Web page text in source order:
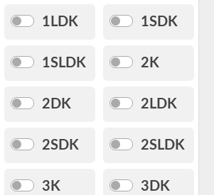
1LDK 1SDK
1SLDK 2K
2DK 2LDK
2SDK 2SLDK
3K 3DK